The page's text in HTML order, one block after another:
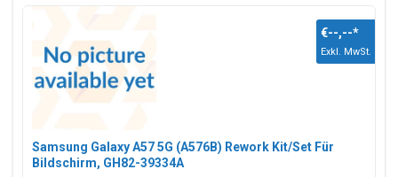
Samsung Galaxy A57 5G (A576B) Rework Kit/Set Für
Bildschirm, GH82-39334A
€--,--*
Exkl. MwSt.